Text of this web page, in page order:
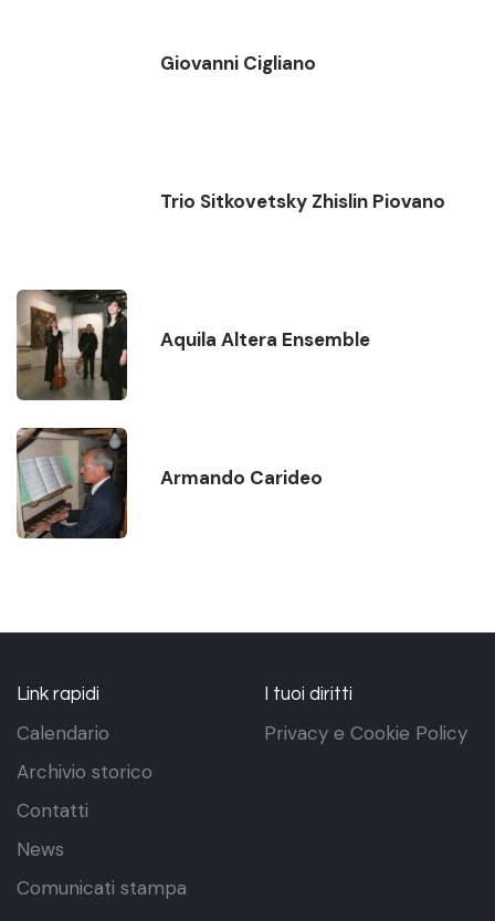
Giovanni Cigliano
Trio Sitkovetsky Zhislin Piovano
Aquila Altera Ensemble
Armando Carideo
Link rapidi
Calendario
Archivio storico
Contatti
News
Comunicati stampa
I tuoi diritti
Privacy e Cookie Policy